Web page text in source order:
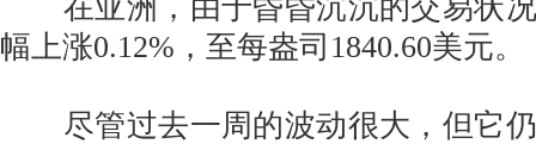
在亚洲，由于昏昏沉沉的交易状况
幅上涨0.12%，至每盎司1840.60美元。
尽管过去一周的波动很大，但它仍